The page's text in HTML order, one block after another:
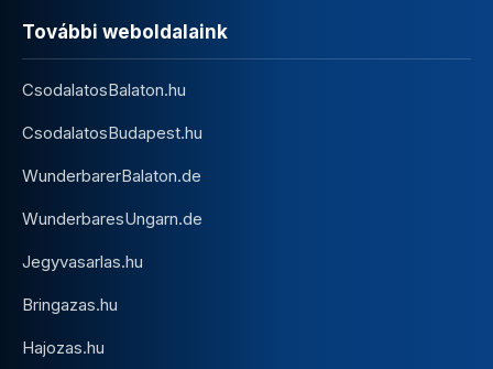
További weboldalaink
CsodalatosBalaton.hu
CsodalatosBudapest.hu
WunderbarerBalaton.de
WunderbaresUngarn.de
Jegyvasarlas.hu
Bringazas.hu
Hajozas.hu